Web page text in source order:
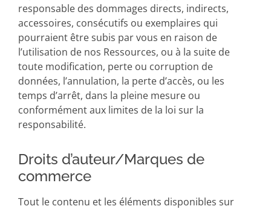
responsable des dommages directs, indirects,
accessoires, consécutifs ou exemplaires qui
pourraient être subis par vous en raison de
l’utilisation de nos Ressources, ou à la suite de
toute modification, perte ou corruption de
données, l’annulation, la perte d’accès, ou les
temps d’arrêt, dans la pleine mesure ou
conformément aux limites de la loi sur la
responsabilité.
Droits d’auteur/Marques de
commerce
Tout le contenu et les éléments disponibles sur